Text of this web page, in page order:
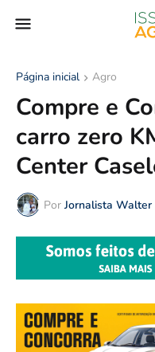
Página inicial Agro
Compre e
carro zero
Center
Por Jornalista